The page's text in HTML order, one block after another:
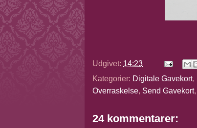
Udgivet: 14:23
Kategorier: Digitale Gavekort,
Overraskelse, Send Gavekort,
24 kommentarer: